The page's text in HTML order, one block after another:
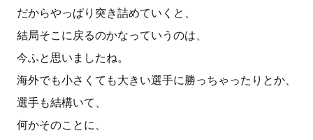
だからやっぱり突き詰めていくと、
結局そこに戻るのかなっていうのは、
今ふと思いましたね。
海外でも小さくても大きい選手に勝っちゃったりとか、
選手も結構いて、
何かそのことに、